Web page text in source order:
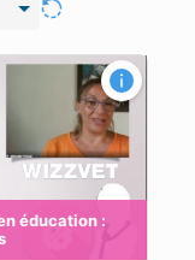
éducation :